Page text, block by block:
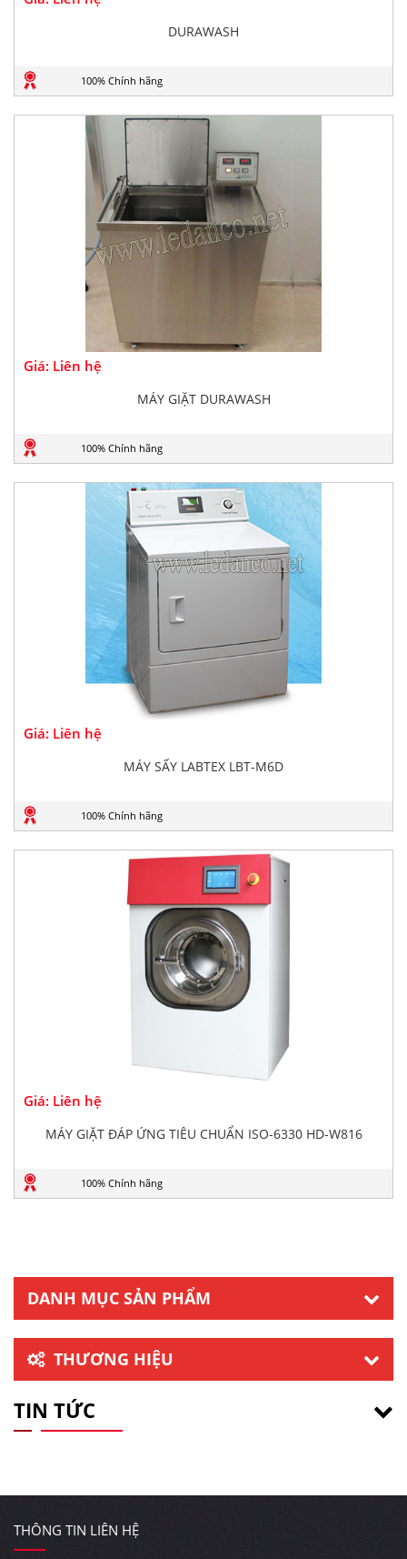
DURAWASH
100% Chính hãng
Giá: Liên hệ
MÁY GIẶT DURAWASH
100% Chính hãng
Giá: Liên hệ
MÁY SẤY LABTEX LBT-M6D
100% Chính hãng
Giá: Liên hệ
MÁY GIẶT ĐÁP ỨNG TIÊU CHUẨN ISO-6330 HD-W816
100% Chính hãng
DANH MỤC SẢN PHẨM
THƯƠNG HIỆU
TIN TỨC
THÔNG TIN LIÊN HỆ